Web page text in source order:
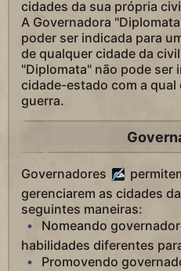
cidades da sua própria
A Governadora
poder ser indicada para
de qualquer cidade da
"Diplomata" não pode ser
cidade-estado com a qual
guerra.
Governadores
gerenciarem as cidades
seguintes maneiras:
Nomeando
habilidades diferentes
Promovendo